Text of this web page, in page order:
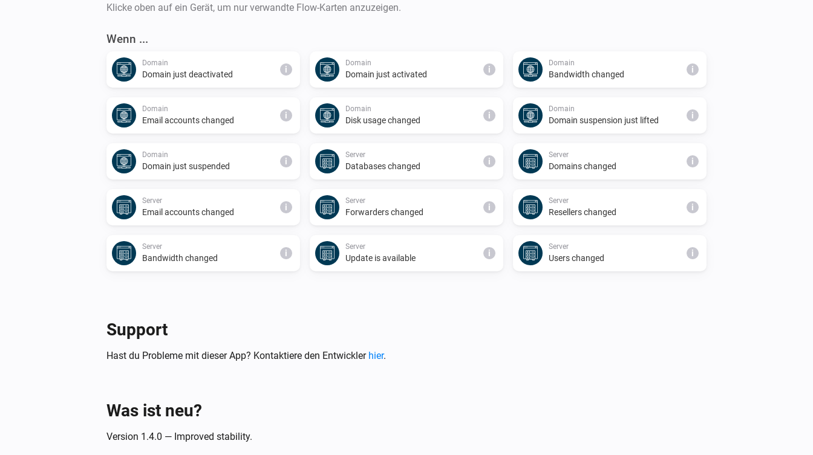
Klicke oben auf ein Gerät, um nur verwandte Flow-Karten anzuzeigen.
Wenn ...
Domain
Domain just deactivated i
Domain
Domain just activated i
Domain
Bandwidth changed i
Domain
Email accounts changed i
Domain
Disk usage changed i
Domain
Domain suspension just lifted i
Domain
Domain just suspended i
Server
Databases changed i
Server
Domains changed i
Server
Email accounts changed i
Server
Forwarders changed i
Server
Resellers changed i
Server
Bandwidth changed i
Server
Update is available i
Server
Users changed i
Support
Hast du Probleme mit dieser App? Kontaktiere den Entwickler hier.
Was ist neu?
Version 1.4.0 — Improved stability.